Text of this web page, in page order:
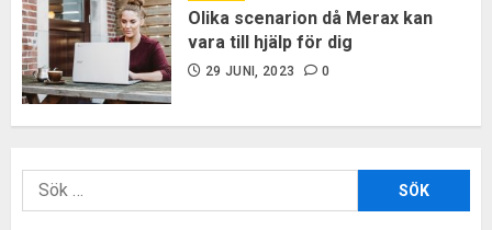
Olika scenarion då Merax kan
vara till hjälp för dig
29 JUNI, 2023 0
Sök
efter: